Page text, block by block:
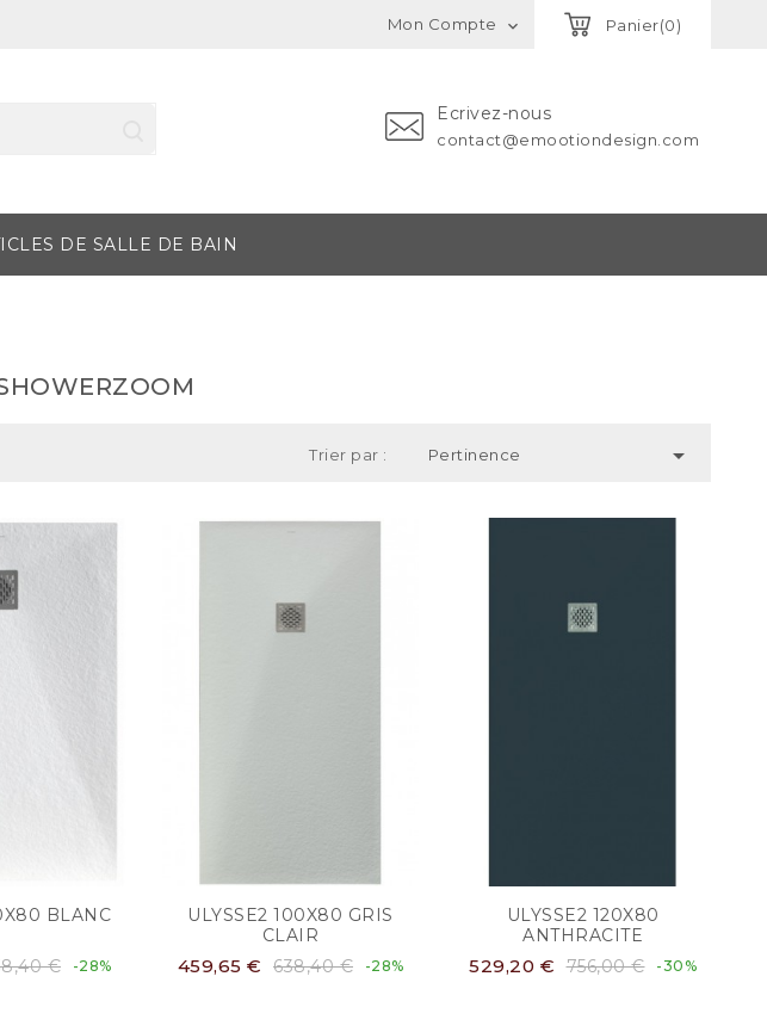
Panier(0)
Mon Compte 
Ecrivez-nous
contact@emootiondesign.com
DE SALLE DE BAIN
Trier par : Pertinence 
BLANC
€ -28%
ULYSSE2 100X80 GRIS
CLAIR
459,65 € 638,40 € -28%
ULYSSE2 120X80
ANTHRACITE
529,20 € 756,00 € -30%